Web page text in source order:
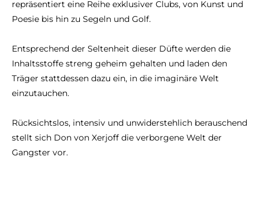
repräsentiert eine Reihe exklusiver Clubs, von Kunst und
Poesie bis hin zu Segeln und Golf.
Entsprechend der Seltenheit dieser Düfte werden die
Inhaltsstoffe streng geheim gehalten und laden den
Träger stattdessen dazu ein, in die imaginäre Welt
einzutauchen.
Rücksichtslos, intensiv und unwiderstehlich berauschend
stellt sich Don von Xerjoff die verborgene Welt der
Gangster vor.